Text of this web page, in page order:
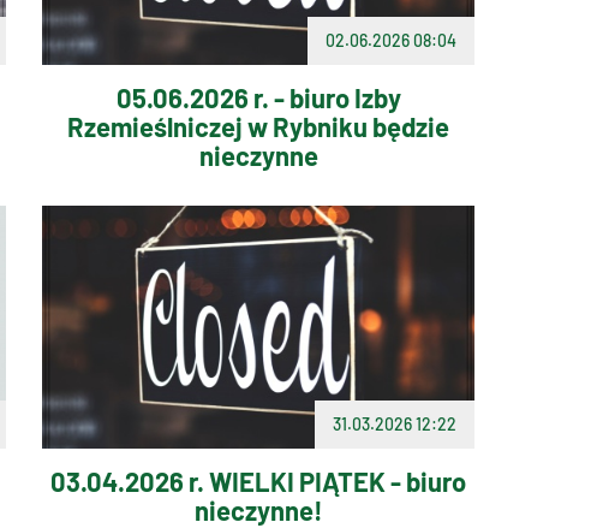
02.06.2026 08:04
05.06.2026 r. - biuro Izby
Rzemieślniczej w Rybniku będzie
nieczynne
31.03.2026 12:22
03.04.2026 r. WIELKI PIĄTEK - biuro
nieczynne!